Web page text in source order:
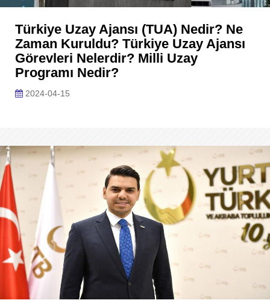
Türkiye Uzay Ajansı (TUA) Nedir? Ne
Zaman Kuruldu? Türkiye Uzay Ajansı
Görevleri Nelerdir? Milli Uzay
Programı Nedir?
2024-04-15